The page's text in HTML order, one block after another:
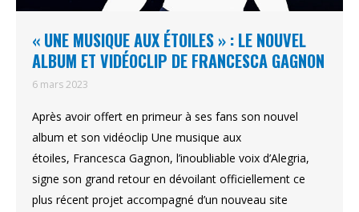
« UNE MUSIQUE AUX ÉTOILES » : LE NOUVEL
ALBUM ET VIDÉOCLIP DE FRANCESCA GAGNON
6 mars 2023
Après avoir offert en primeur à ses fans son nouvel
album et son vidéoclip Une musique aux
étoiles, Francesca Gagnon, l’inoubliable voix d’Alegria,
signe son grand retour en dévoilant officiellement ce
plus récent projet accompagné d’un nouveau site